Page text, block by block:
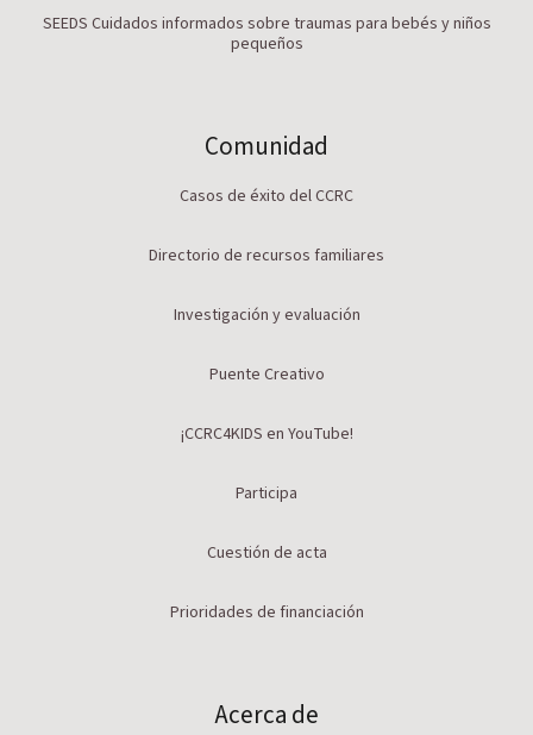
SEEDS Cuidados informados sobre traumas para bebés y niños
pequeños
Comunidad
Casos de éxito del CCRC
Directorio de recursos familiares
Investigación y evaluación
Puente Creativo
¡CCRC4KIDS en YouTube!
Participa
Cuestión de acta
Prioridades de financiación
Acerca de